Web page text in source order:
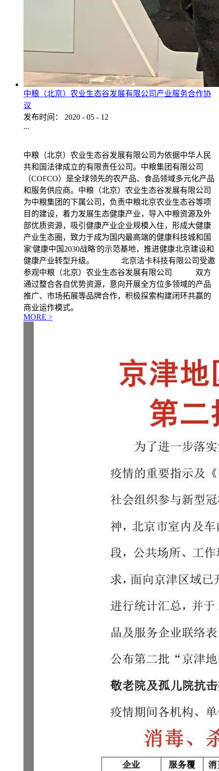
中粮（北京）农业生态谷发展有限公司产业服务合作协
议
发布时间：
2020 - 05 - 12
...
中粮（北京）农业生态谷发展有限公司为依据中华人民
共和国法律成立的有限责任公司。中粮集团有限公司
（COFCO）是全球领先的农产品、食品领域多元化产品
和服务供应商。中粮（北京）农业生态谷发展有限公司
为中粮集团的下属公司，负责中粮北京农业生态谷等项
目的建设，着力发展生态健康产业，导入中粮资源及外
部优质资源，吸引健康产业企业规模入住，形成大健康
产业生态圈，致力于成为国内最高端的健康科技城和国
家'健康中国2030战略'的示范基地，推进健康北京建设和
健康产业转型升级。 北京洁卡科技有限公司受邀
参观中粮（北京）农业生态谷发展有限公司 双方
通过整合各自优势资源，意向开展全方位多领域的产品
推广、市场拓展等品牌合作，积极探索构建闭环共赢的
商业运作模式。
MORE >